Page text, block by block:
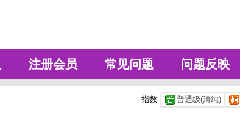
注册会员 常见问题 问题反映
指数 普通级(清纯)